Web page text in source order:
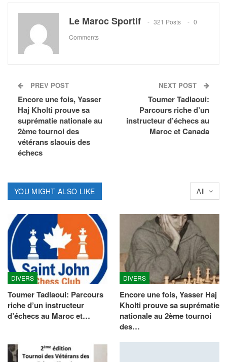
Le Maroc Sportif 321 Posts
0
Comments
PREV POST
Encore une fois, Yasser
Haj Kholti prouve sa
suprématie nationale au
2ème tournoi des
vétérans slaouis des
échecs
NEXT POST
Toumer Tadlaoui:
Parcours riche d’un
instructeur d’échecs au
Maroc et Canada
All
YOU MIGHT ALSO LIKE
DIVERS
Toumer Tadlaoui: Parcours
riche d’un instructeur
d’échecs au Maroc et…
DIVERS
Encore une fois, Yasser Haj
Kholti prouve sa suprématie
nationale au 2ème tournoi
des…